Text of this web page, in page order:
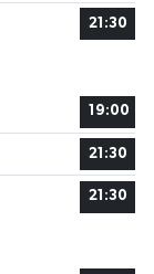
21:30
19:00
21:30
21:30